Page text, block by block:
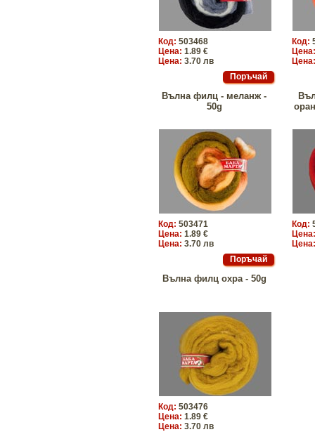
Код: 503468
Цена: 1.89 €
Цена: 3.70 лв
Код:
Вълна филц - меланж -
50g
Код: 503471
Цена: 1.89 €
Цена: 3.70 лв
Код:
Вълна филц охра - 50g
Код: 503476
Цена: 1.89 €
Цена: 3.70 лв